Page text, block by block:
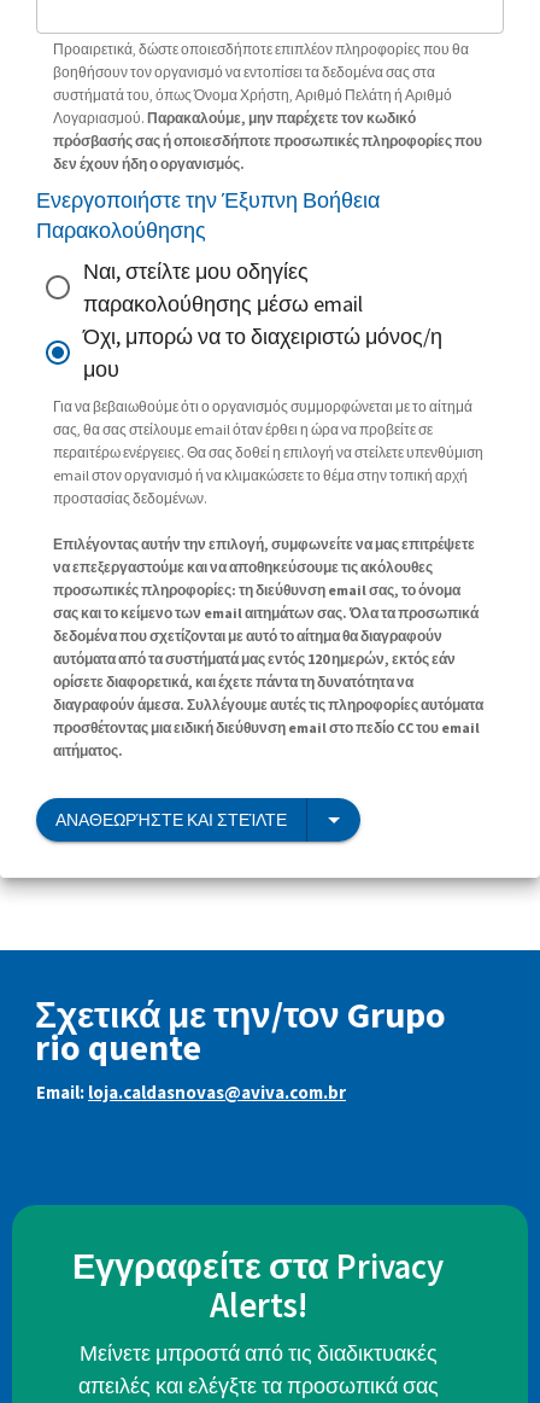
Προαιρετικά, δώστε οποιεσδήποτε επιπλέον πληροφορίες που θα
βοηθήσουν τον οργανισμό να εντοπίσει τα δεδομένα σας στα
συστήματά του, όπως Όνομα Χρήστη, Αριθμό Πελάτη ή Αριθμό
Λογαριασμού. Παρακαλούμε, μην παρέχετε τον κωδικό
πρόσβασής σας ή οποιεσδήποτε προσωπικές πληροφορίες που
δεν έχουν ήδη ο οργανισμός.
Ενεργοποιήστε την Έξυπνη Βοήθεια
Παρακολούθησης
Ναι, στείλτε μου οδηγίες
παρακολούθησης μέσω email
Όχι, μπορώ να το διαχειριστώ μόνος/η
μου
Για να βεβαιωθούμε ότι ο οργανισμός συμμορφώνεται με το αίτημά
σας, θα σας στείλουμε email όταν έρθει η ώρα να προβείτε σε
περαιτέρω ενέργειες. Θα σας δοθεί η επιλογή να στείλετε υπενθύμιση
email στον οργανισμό ή να κλιμακώσετε το θέμα στην τοπική αρχή
προστασίας δεδομένων.
Επιλέγοντας αυτήν την επιλογή, συμφωνείτε να μας επιτρέψετε
να επεξεργαστούμε και να αποθηκεύσουμε τις ακόλουθες
προσωπικές πληροφορίες: τη διεύθυνση email σας, το όνομα
σας και το κείμενο των email αιτημάτων σας. Όλα τα προσωπικά
δεδομένα που σχετίζονται με αυτό το αίτημα θα διαγραφούν
αυτόματα από τα συστήματά μας εντός 120 ημερών, εκτός εάν
ορίσετε διαφορετικά, και έχετε πάντα τη δυνατότητα να
διαγραφούν άμεσα. Συλλέγουμε αυτές τις πληροφορίες αυτόματα
προσθέτοντας μια ειδική διεύθυνση email στο πεδίο CC του email
αιτήματος.
ΑΝΑΘΕΩΡΉΣΤΕ ΚΑΙ ΣΤΕΊΛΤΕ
Σχετικά με την/τον Grupo
rio quente
Email: loja.caldasnovas@aviva.com.br
Εγγραφείτε στα Privacy
Alerts!
Μείνετε μπροστά από τις διαδικτυακές
απειλές και ελέγξτε τα προσωπικά σας